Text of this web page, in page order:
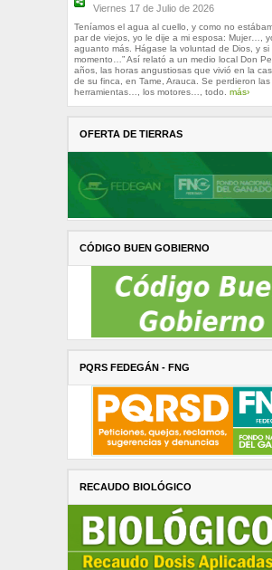
Viernes 17 de Julio de 2026
Teníamos el agua al cuello, y como no
par de viejos, yo le dije a mi esposa: Mujer…,
aguanto más. Hágase la voluntad de Dios, y si
momento…” Así relató a un medio local Don
años, las horas angustiosas que vivió en la
de su finca, en Tame, Arauca. Se perdieron las
herramientas…, los motores…, todo. más›
OFERTA DE TIERRAS
CÓDIGO BUEN GOBIERNO
PQRS FEDEGÁN - FNG
RECAUDO BIOLÓGICO